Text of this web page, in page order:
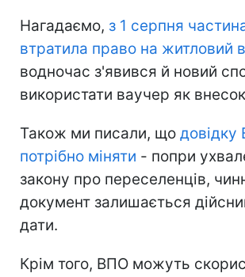
Нагадаємо, з 1 серпня
втратила право на житловий
водночас з'явився й новий
використати ваучер як внесок
Також ми писали, що довідку
потрібно міняти - попри
закону про переселенців,
документ залишається
дати.
Крім того, ВПО можуть